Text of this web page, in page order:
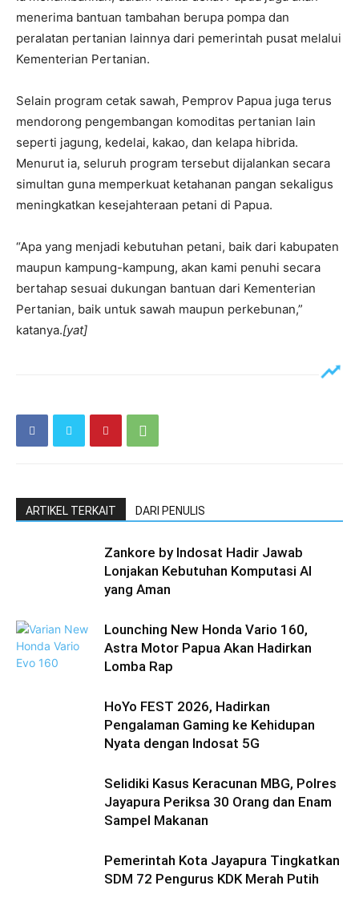
menerima bantuan tambahan berupa pompa dan
peralatan pertanian lainnya dari pemerintah pusat melalui
Kementerian Pertanian.
Selain program cetak sawah, Pemprov Papua juga terus
mendorong pengembangan komoditas pertanian lain
seperti jagung, kedelai, kakao, dan kelapa hibrida.
Menurut ia, seluruh program tersebut dijalankan secara
simultan guna memperkuat ketahanan pangan sekaligus
meningkatkan kesejahteraan petani di Papua.
“Apa yang menjadi kebutuhan petani, baik dari kabupaten
maupun kampung-kampung, akan kami penuhi secara
bertahap sesuai dukungan bantuan dari Kementerian
Pertanian, baik untuk sawah maupun perkebunan,”
katanya.[yat]
ARTIKEL TERKAIT DARI PENULIS
Zankore by Indosat Hadir Jawab
Lonjakan Kebutuhan Komputasi AI
yang Aman
Lounching New Honda Vario 160,
Astra Motor Papua Akan Hadirkan
Lomba Rap
HoYo FEST 2026, Hadirkan
Pengalaman Gaming ke Kehidupan
Nyata dengan Indosat 5G
Selidiki Kasus Keracunan MBG, Polres
Jayapura Periksa 30 Orang dan Enam
Sampel Makanan
Pemerintah Kota Jayapura Tingkatkan
SDM 72 Pengurus KDK Merah Putih